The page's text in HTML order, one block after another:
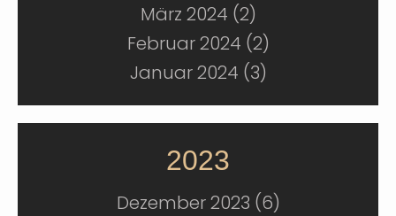
März 2024 (2)
Februar 2024 (2)
Januar 2024 (3)
2023
Dezember 2023 (6)